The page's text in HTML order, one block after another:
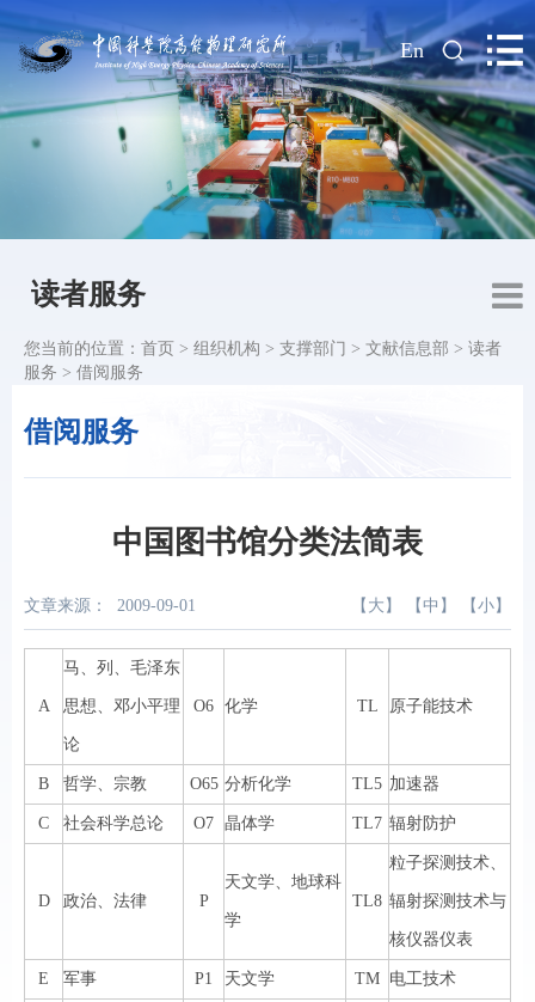
| En
读者服务
借阅服务
您当前的位置： 首页 > 组织机构 > 支撑部门 > 文献信息部 > 读者
服务 > 借阅服务
中国图书馆分类法简表
文章来源： 2009-09-01 【 大 】 【 中 】 【 小 】
A
马、列、毛泽东
思想、邓小平理
论
O6 化学 TL 原子能技术
B 哲学、宗教 O65 分析化学 TL5 加速器
C 社会科学总论 O7 晶体学 TL7 辐射防护
D 政治、法律 P
天文学、地球科
学
TL8
粒子探测技术、
辐射探测技术与
核仪器仪表
E 军事 P1 天文学 TM 电工技术